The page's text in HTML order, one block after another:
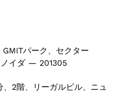
GMITパーク、セクター
ノイダ — 201305
2階、リーガルビル、ニュ